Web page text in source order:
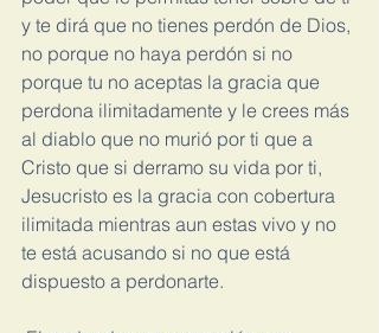
y te dirá que no tienes perdón de Dios,
no porque no haya perdón si no
porque tu no aceptas la gracia que
perdona ilimitadamente y le crees más
al diablo que no murió por ti que a
Cristo que si derramo su vida por ti,
Jesucristo es la gracia con cobertura
ilimitada mientras aun estas vivo y no
te está acusando si no que está
dispuesto a perdonarte.